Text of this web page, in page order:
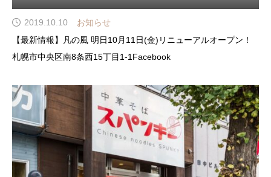
2019.10.10
お知らせ
【最新情報】凡の風 明日10月11日(金)リニューアルオープン！
札幌市中央区南8条西15丁目1-1Facebook